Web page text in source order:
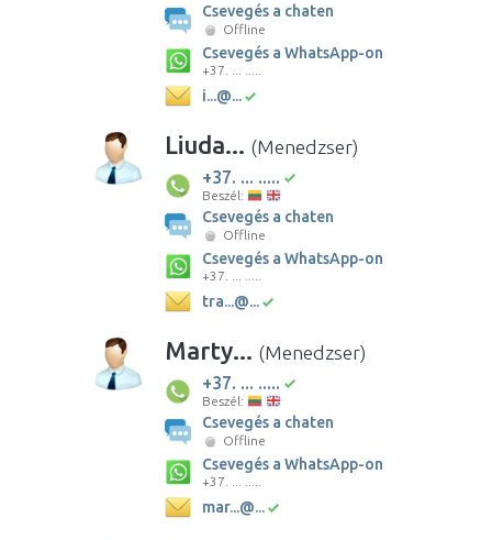
Csevegés a chaten
Offline
Csevegés a WhatsApp-on
+37. ... .....
i...@...
Liuda... (Menedzser)
+37. ... .....
Beszél:
Csevegés a chaten
Offline
Csevegés a WhatsApp-on
+37. ... .....
tra...@...
Marty... (Menedzser)
+37. ... .....
Beszél:
Csevegés a chaten
Offline
Csevegés a WhatsApp-on
+37. ... .....
mar...@...